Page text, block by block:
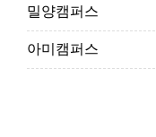
밀양캠퍼스
아미캠퍼스